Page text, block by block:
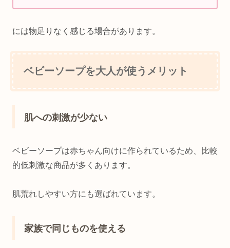
には物足りなく感じる場合があります。
ベビーソープを大人が使うメリット
肌への刺激が少ない
ベビーソープは赤ちゃん向けに作られているため、比較
的低刺激な商品が多くあります。
肌荒れしやすい方にも選ばれています。
家族で同じものを使える